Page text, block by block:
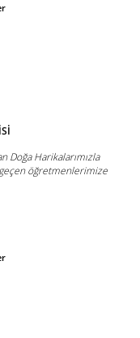
Doğa Harikalarımızla
öğretmenlerimize